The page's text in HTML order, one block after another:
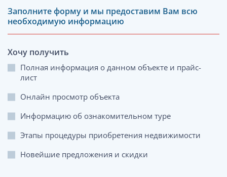
Заполните форму и мы предоставим Вам всю
необходимую информацию
Хочу получить
Полная информация о данном объекте и прайс-
лист
Онлайн просмотр объекта
Информацию об ознакомительном туре
Этапы процедуры приобретения недвижимости
Новейшие предложения и скидки